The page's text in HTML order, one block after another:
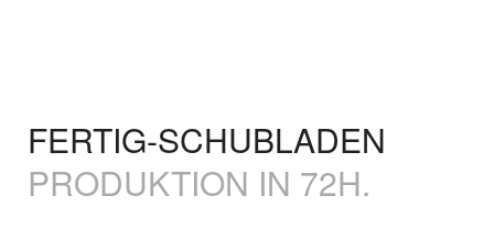
FERTIG-SCHUBLADEN
PRODUKTION IN 72H.